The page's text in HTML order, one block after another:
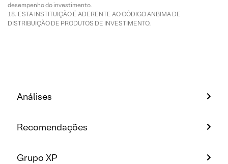
desempenho do investimento.
ESTA INSTITUIÇÃO É ADERENTE AO CÓDIGO ANBIMA DE
DISTRIBUIÇÃO DE PRODUTOS DE INVESTIMENTO.
Análises
Recomendações
Grupo XP